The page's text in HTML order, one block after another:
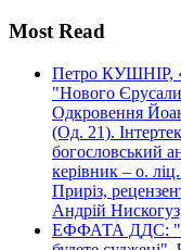
Most Read
Петро КУШНІР,
"Нового
Одкровення
(Од. 21).
богословський
керівник – о.
Приріз,
Андрій
ЕФФАТА ДДС: